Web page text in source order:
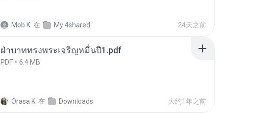
Mob K. 在 My 4shared 24天之前
ฝ่าบาททรงพระเจริญหมื่นปี1.pdf
PDF 6.4 MB
Orasa K. 在 Downloads 大约1年之前